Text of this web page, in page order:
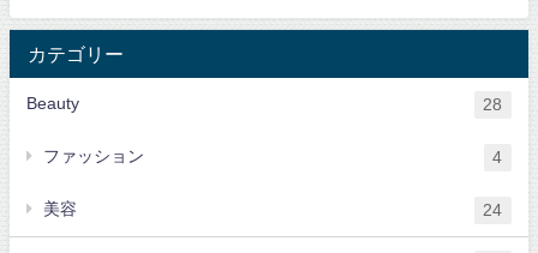
カテゴリー
Beauty 28
ファッション 4
美容 24